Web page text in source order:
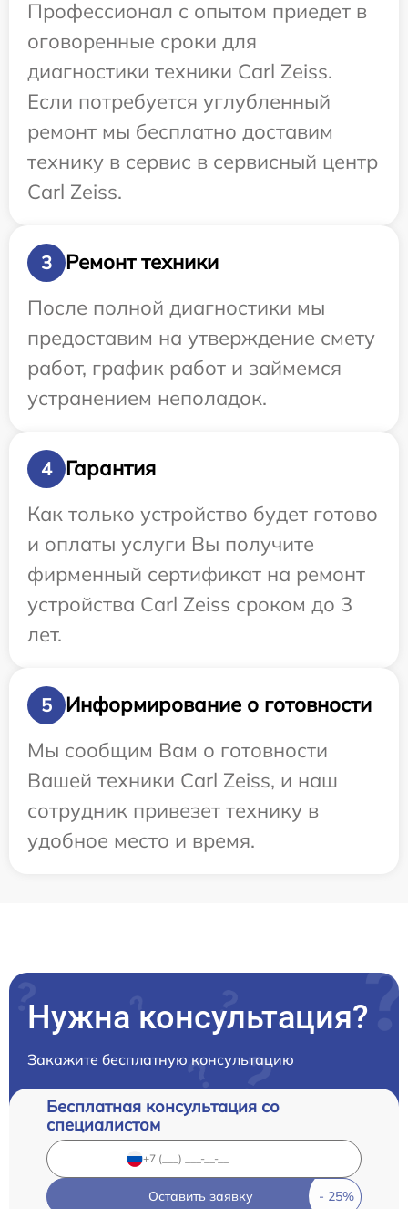
Профессионал с опытом приедет в
оговоренные сроки для
диагностики техники Carl Zeiss.
Если потребуется углубленный
ремонт мы бесплатно доставим
технику в сервис в сервисный центр
Carl Zeiss.
3
Ремонт техники
После полной диагностики мы
предоставим на утверждение смету
работ, график работ и займемся
устранением неполадок.
4
Гарантия
Как только устройство будет готово
и оплаты услуги Вы получите
фирменный сертификат на ремонт
устройства Carl Zeiss сроком до 3
лет.
5
Информирование о готовности
Мы сообщим Вам о готовности
Вашей техники Carl Zeiss, и наш
сотрудник привезет технику в
удобное место и время.
Нужна консультация?
Закажите бесплатную консультацию
Бесплатная консультация со
специалистом
Оставить заявку